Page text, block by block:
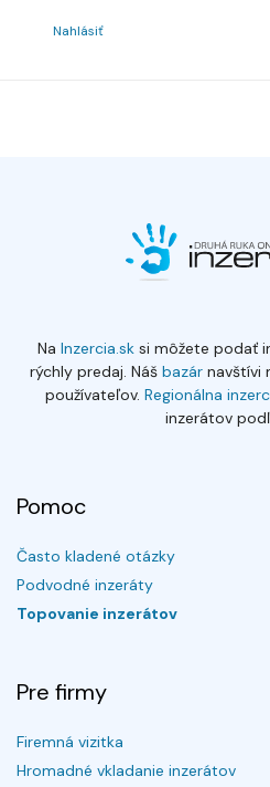
Nahlásiť
Na Inzercia.sksi môžete podať
rýchly predaj. Náš bazárnavštívi
používateľov. Regionálna
inzerátov
Pomoc
Často kladené otázky
Podvodné inzeráty
Topovanie inzerátov
Pre firmy
Firemná vizitka
Hromadné vkladanie inzerátov